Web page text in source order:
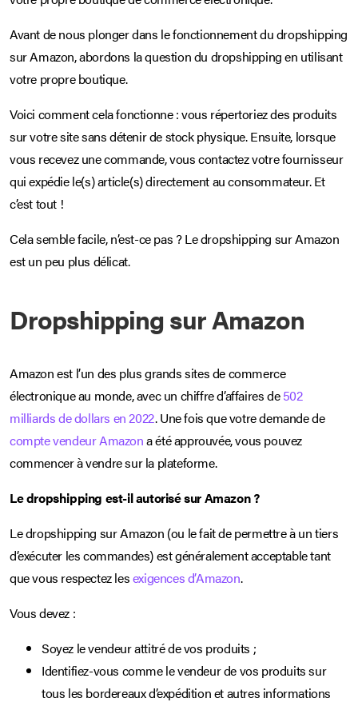
Avant de nous plonger dans le fonctionnement du dropshipping
sur Amazon, abordons la question du dropshipping en utilisant
votre propre boutique.
Voici comment cela fonctionne : vous répertoriez des produits
sur votre site sans détenir de stock physique. Ensuite, lorsque
vous recevez une commande, vous contactez votre fournisseur
qui expédie le(s) article(s) directement au consommateur. Et
c’est tout !
Cela semble facile, n’est-ce pas ? Le dropshipping sur Amazon
est un peu plus délicat.
Dropshipping sur Amazon
Amazon est l’un des plus grands sites de commerce
électronique au monde, avec un chiffre d’affaires de502
milliards de dollars en 2022. Une fois que votre demande de
compte vendeur Amazona été approuvée, vous pouvez
commencer à vendre sur la plateforme.
Le dropshipping est-il autorisé sur Amazon ?
Le dropshipping sur Amazon (ou le fait de permettre à un tiers
d’exécuter les commandes) est généralement acceptable tant
que vous respectez lesexigences d’Amazon.
Vous devez :
Soyez le vendeur attitré de vos produits ;
Identifiez-vous comme le vendeur de vos produits sur
tous les bordereaux d’expédition et autres informations